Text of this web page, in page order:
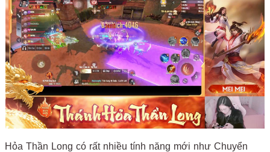
Hỏa Thần Long có rất nhiều tính năng mới như Chuyển